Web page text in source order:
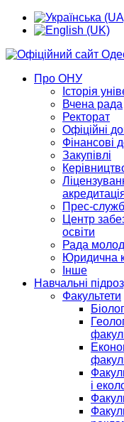
Про ОНУ
Історія
Вчена рада
Ректорат
Офіційні
Фінансові
Закупівлі
Прес-
Центр
освіти
Рада
Юридична
Інше
Навчальні
Факультети
і